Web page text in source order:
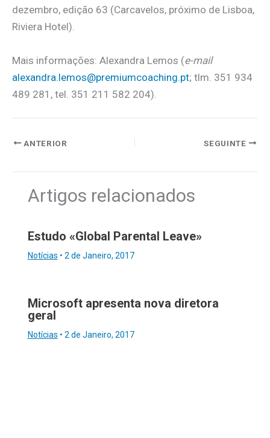
dezembro, edição 63 (Carcavelos, próximo de Lisboa,
Riviera Hotel).
Mais informações: Alexandra Lemos (e-mail
alexandra.lemos@premiumcoaching.pt; tlm. 351 934
489 281, tel. 351 211 582 204).
ANTERIOR SEGUINTE
Artigos relacionados
Estudo «Global Parental Leave»
Notícias • 2 de Janeiro, 2017
Microsoft apresenta nova diretora
geral
Notícias • 2 de Janeiro, 2017